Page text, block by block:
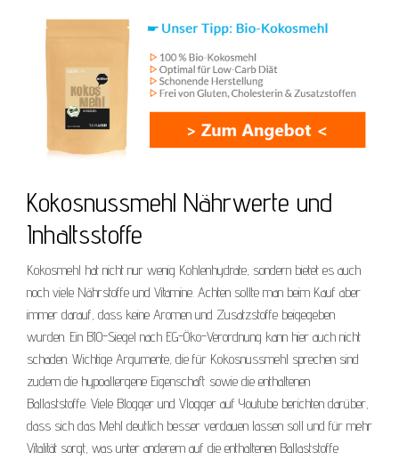
Kokosnussmehl Nährwerte und
Inhaltsstoffe
Kokosmehl hat nicht nur wenig Kohlenhydrate, sondern bietet es auch
noch viele Nährstoffe und Vitamine. Achten sollte man beim Kauf aber
immer darauf, dass keine Aromen und Zusatzstoffe beigegeben
wurden. Ein BIO-Siegel nach EG-Öko-Verordnung kann hier auch nicht
schaden. Wichtige Argumente, die für Kokosnussmehl sprechen sind
zudem die hypoallergene Eigenschaft sowie die enthaltenen
Ballaststoffe. Viele Blogger und Vlogger auf Youtube berichten darüber,
dass sich das Mehl deutlich besser verdauen lassen soll und für mehr
Vitalität sorgt, was unter anderem auf die enthaltenen Ballaststoffe